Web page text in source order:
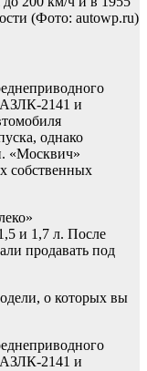
(Фото: autowp.ru)
АЗЛК-2141 и
однако
«Москвич»
собственных
и 1,7 л. После
продавать под
АЗЛК-2141 и